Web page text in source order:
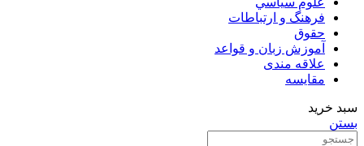
فرهنگ و ارتباطات
حقوق
آموزش زبان و قواعد
علاقه مندی
مقایسه
سبد خرید
بستن